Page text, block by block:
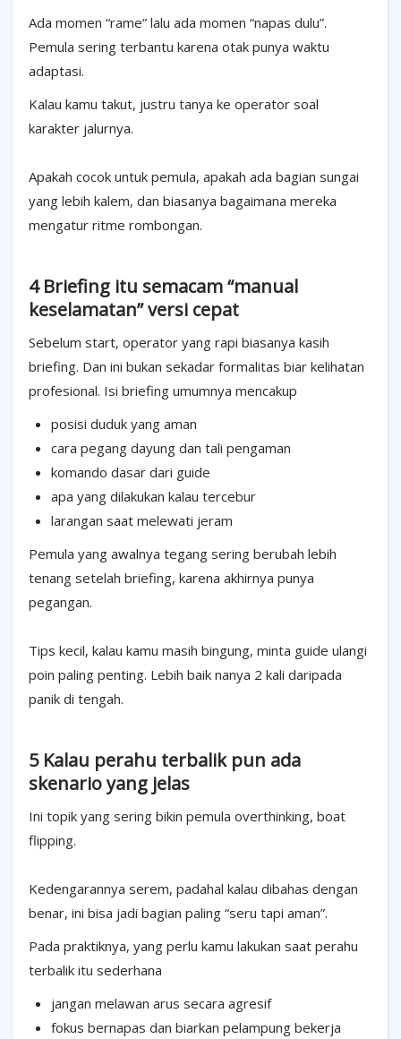
Ada momen “rame” lalu ada momen “napas dulu”.
Pemula sering terbantu karena otak punya waktu
adaptasi.
Kalau kamu takut, justru tanya ke operator soal
karakter jalurnya.
Apakah cocok untuk pemula, apakah ada bagian sungai
yang lebih kalem, dan biasanya bagaimana mereka
mengatur ritme rombongan.
4 Briefing itu semacam “manual
keselamatan” versi cepat
Sebelum start, operator yang rapi biasanya kasih
briefing. Dan ini bukan sekadar formalitas biar kelihatan
profesional. Isi briefing umumnya mencakup
posisi duduk yang aman
cara pegang dayung dan tali pengaman
komando dasar dari guide
apa yang dilakukan kalau tercebur
larangan saat melewati jeram
Pemula yang awalnya tegang sering berubah lebih
tenang setelah briefing, karena akhirnya punya
pegangan.
Tips kecil, kalau kamu masih bingung, minta guide ulangi
poin paling penting. Lebih baik nanya 2 kali daripada
panik di tengah.
5 Kalau perahu terbalik pun ada
skenario yang jelas
Ini topik yang sering bikin pemula overthinking, boat
flipping.
Kedengarannya serem, padahal kalau dibahas dengan
benar, ini bisa jadi bagian paling “seru tapi aman”.
Pada praktiknya, yang perlu kamu lakukan saat perahu
terbalik itu sederhana
jangan melawan arus secara agresif
fokus bernapas dan biarkan pelampung bekerja